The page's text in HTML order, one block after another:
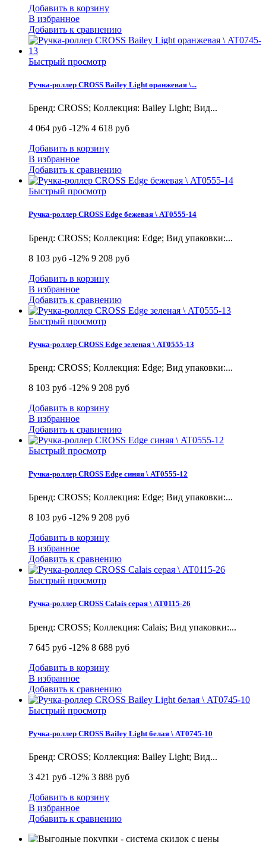
Добавить в корзину
В избранное
Добавить к сравнению
Быстрый просмотр
Ручка-роллер CROSS Bailey Light оранжевая \...
Бренд: CROSS; Коллекция: Bailey Light; Вид...
4 064 руб -12% 4 618 руб
Добавить в корзину
В избранное
Добавить к сравнению
Быстрый просмотр
Ручка-роллер CROSS Edge бежевая \ AT0555-14
Бренд: CROSS; Коллекция: Edge; Вид упаковки:...
8 103 руб -12% 9 208 руб
Добавить в корзину
В избранное
Добавить к сравнению
Быстрый просмотр
Ручка-роллер CROSS Edge зеленая \ AT0555-13
Бренд: CROSS; Коллекция: Edge; Вид упаковки:...
8 103 руб -12% 9 208 руб
Добавить в корзину
В избранное
Добавить к сравнению
Быстрый просмотр
Ручка-роллер CROSS Edge синяя \ AT0555-12
Бренд: CROSS; Коллекция: Edge; Вид упаковки:...
8 103 руб -12% 9 208 руб
Добавить в корзину
В избранное
Добавить к сравнению
Быстрый просмотр
Ручка-роллер CROSS Calais серая \ AT0115-26
Бренд: CROSS; Коллекция: Calais; Вид упаковки:...
7 645 руб -12% 8 688 руб
Добавить в корзину
В избранное
Добавить к сравнению
Быстрый просмотр
Ручка-роллер CROSS Bailey Light белая \ AT0745-10
Бренд: CROSS; Коллекция: Bailey Light; Вид...
3 421 руб -12% 3 888 руб
Добавить в корзину
В избранное
Добавить к сравнению